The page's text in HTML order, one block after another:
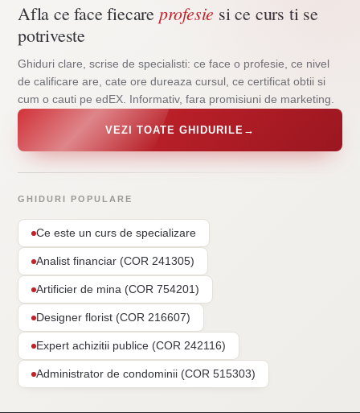
Afla ce face fiecare profesie si ce curs ti se
potriveste
Ghiduri clare, scrise de specialisti: ce face o profesie, ce nivel
de calificare are, cate ore dureaza cursul, ce certificat obtii si
cum o cauti pe edEX. Informativ, fara promisiuni de marketing.
VEZI TOATE GHIDURILE →
GHIDURI POPULARE
Ce este un curs de specializare
Analist financiar (COR 241305)
Artificier de mina (COR 754201)
Designer florist (COR 216607)
Expert achizitii publice (COR 242116)
Administrator de condominii (COR 515303)